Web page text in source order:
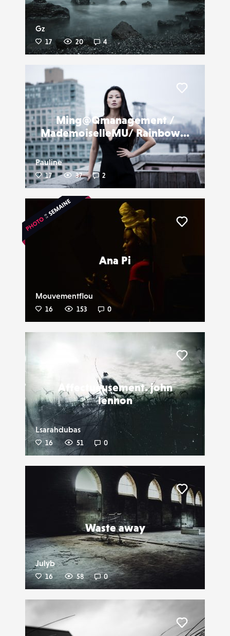
Gz
17 20 4
Ming@Qmanagement /
MademoiselleMU/ Rainbow...
Pauline
17 37 2
Ana Pi
Mouvementflou
16 153 0
Affectueusement. john
lennon
Lsarahdubas
16 51 0
Liker
Waste away
Julyb
16 58 0
Liker
Liker